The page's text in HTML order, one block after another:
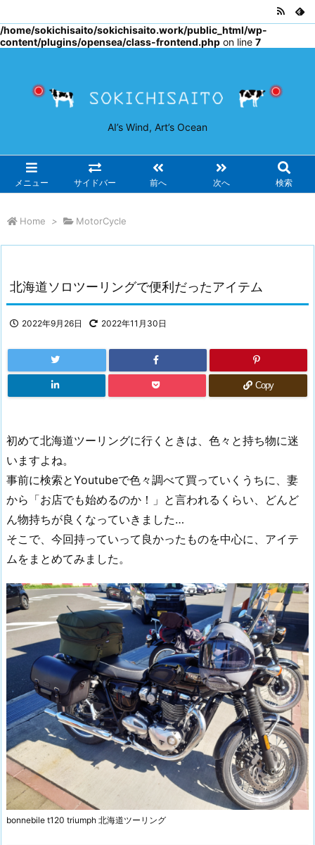
/home/sokichisaito/sokichisaito.work/public_html/wp-
content/plugins/opensea/class-frontend.php on line 7
AI’s Wind, Art’s Ocean
メニュー サイドバー 前へ 次へ 検索
Home > MotorCycle
北海道ソロツーリングで便利だったアイテム
2022年9月26日 2022年11月30日
Copy
初めて北海道ツーリングに行くときは、色々と持ち物に迷
いますよね。
事前に検索とYoutubeで色々調べて買っていくうちに、妻
から「お店でも始めるのか！」と言われるくらい、どんど
ん物持ちが良くなっていきました…
そこで、今回持っていって良かったものを中心に、アイテ
ムをまとめてみました。
bonnebile t120 triumph 北海道ツーリング